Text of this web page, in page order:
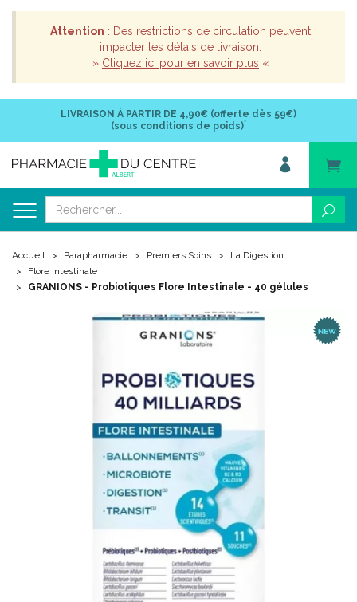
Attention : Des restrictions de circulation peuvent
impacter les délais de livraison.
» Cliquez ici pour en savoir plus «
LIVRAISON À PARTIR DE 4,90€ (offerte dès 59€)
(sous conditions de poids)*
Accueil Parapharmacie Premiers Soins
La Digestion
Flore Intestinale
GRANIONS - Probiotiques Flore Intestinale - 40 gélules